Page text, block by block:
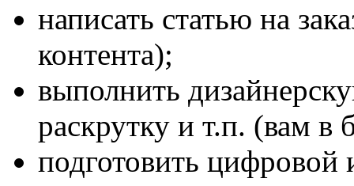
написать статью на
контента);
выполнить
раскрутку и т.п. (вам
подготовить